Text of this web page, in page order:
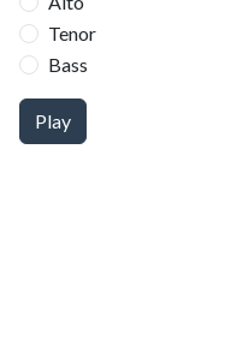
Tenor
Bass
Play